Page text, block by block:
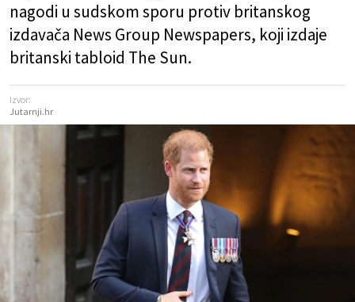
nagodi u sudskom sporu protiv britanskog
izdavača News Group Newspapers, koji izdaje
britanski tabloid The Sun.
Izvor:
Jutarnji.hr